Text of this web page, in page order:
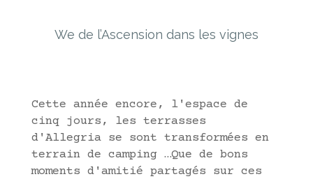
We de l’Ascension dans les vignes
Cette année encore, l'espace de
cinq jours, les terrasses
d'Allegria se sont transformées en
terrain de camping …Que de bons
moments d'amitié partagés sur ces